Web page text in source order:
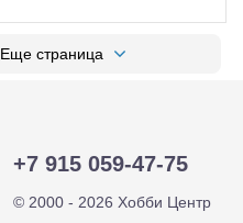
Еще страница
+7 915 059-47-75
© 2000 - 2026 Хобби Центр